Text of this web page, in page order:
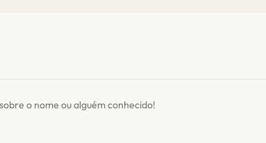
o nome ou alguém conhecido!